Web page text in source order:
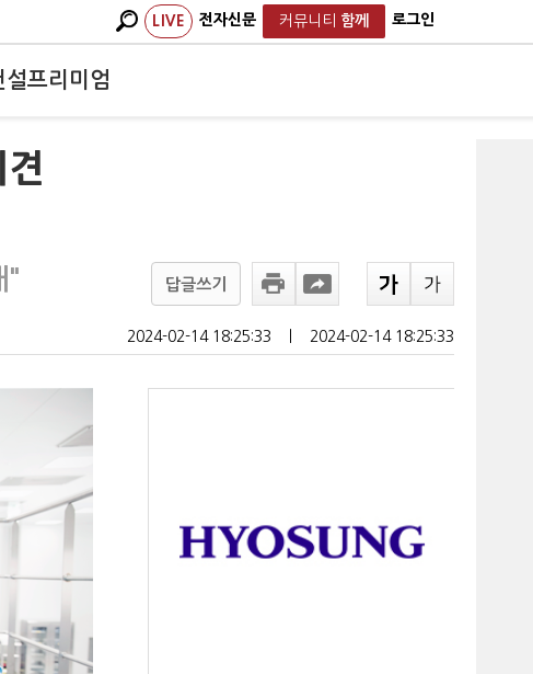
LIVE 전자신문 커뮤니티 함께 로그인
설프리미엄
" 답글쓰기
2024-02-14 18:25:33 2024-02-14 18:25:33